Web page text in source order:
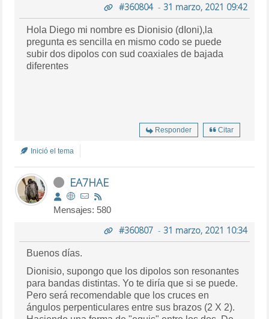
#360804- 31 marzo, 2021 09:42
Hola Diego mi nombre es Dionisio (dIoni),la
pregunta es sencilla en mismo codo se puede
subir dos dipolos con sud coaxiales de bajada
diferentes
Responder Citar
Inició el tema
EA7HAE
Mensajes: 580
#360807- 31 marzo, 2021 10:34
Buenos días.
Dionisio, supongo que los dipolos son resonantes
para bandas distintas. Yo te diría que si se puede.
Pero será recomendable que los cruces en
ángulos perpenticulares entre sus brazos (2 X 2).